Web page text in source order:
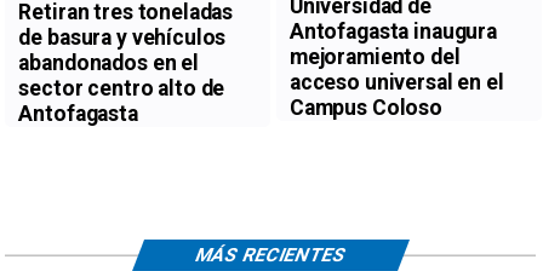
Retiran tres toneladas
de basura y vehículos
abandonados en el
sector centro alto de
Antofagasta
Universidad de
Antofagasta inaugura
mejoramiento del
acceso universal en el
Campus Coloso
MÁS RECIENTES